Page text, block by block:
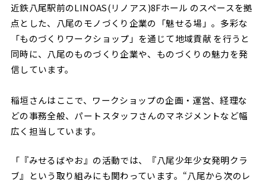
近鉄八尾駅前のLINOAS(リノアス)8Fホール のスペースを拠
点とした、八尾のモノづくり企業の「魅せる場」。多彩な
「ものづくりワークショップ」を通じて地域貢献 を行うと
同時に、八尾のものづくり企業や、ものづくりの魅力を発
信しています。
稲垣さんはここで、ワークショップの企画・運営、経理な
どの事務全般、パートスタッフさんのマネジメントなど幅
広く担当しています。
「『みせるばやお』の活動では、『八尾少年少女発明クラ
ブ』という取り組みにも関わっています。“八尾から次のレ